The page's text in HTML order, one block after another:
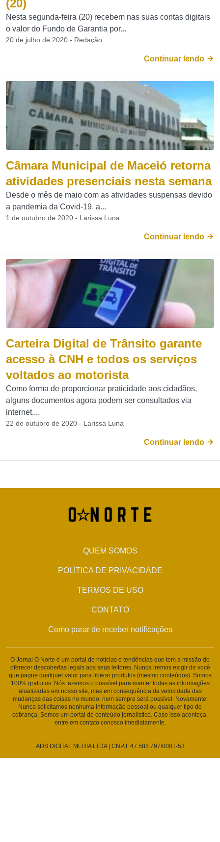
(20)
Nesta segunda-feira (20) recebem nas suas contas digitais
o valor do Fundo de Garantia por...
20 de julho de 2020 - Redação
Continuar lendo
Câmara Municipal de Maceió retorna
atividades presenciais nesta semana
Desde o mês de maio com as atividades suspensas devido
a pandemia da Covid-19, a...
1 de outubro de 2020 - Larissa Luna
Continuar lendo
Carteira Digital de Trânsito garante
acesso à CNH e todos os serviços
voltados ao motorista
Como forma de proporcionar praticidade aos cidadãos,
alguns documentos agora podem ser consultados via
internet....
22 de outubro de 2020 - Larissa Luna
Continuar lendo
QUEM SOMOS
POLÍTICA DE PRIVACIDADE
TERMOS DE USO
CONTATO
Como parar de receber notificações
O Jornal O Norte é um portal de notícias e tendências que tem a missão de
oferecer descobertas legais aos seus leitores. Nunca iremos exigir de você
que pague qualquer valor para liberar produtos (mesmo conteúdos). Somos
100% gratuitos. Nós fazemos o possível para manter todas as informações
atualizadas em nosso site, mas em consequência da velocidade das
mudanças das coisas no mundo, nem sempre será possível. Novamente:
Nunca solicitamos nenhuma informação pessoal ou qualquer tipo de
cobrança. Somos um portal de conteúdo jornalístico. Caso isso aconteça,
entre em contato conosco imediatamente.
ADS DIGITAL MEDIA LTDA | CNPJ: 47.588.797/0001-53